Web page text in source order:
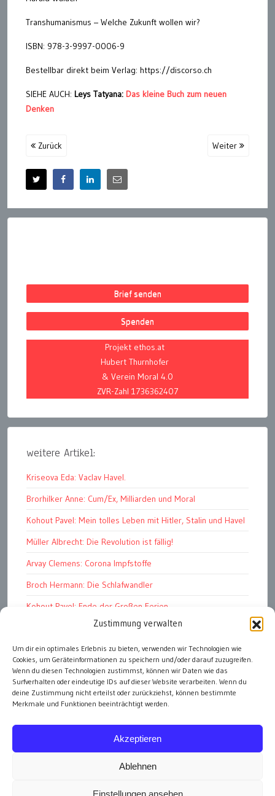
Zustimmung verwalten
Um dir ein optimales Erlebnis zu bieten, verwenden wir Technologien wie
Cookies, um Geräteinformationen zu speichern und/oder darauf zuzugreifen.
Wenn du diesen Technologien zustimmst, können wir Daten wie das
Surfverhalten oder eindeutige IDs auf dieser Website verarbeiten. Wenn du
deine Zustimmung nicht erteilst oder zurückziehst, können bestimmte
Merkmale und Funktionen beeinträchtigt werden.
Akzeptieren
Ablehnen
Einstellungen ansehen
Transhumanismus – Welche Zukunft wollen wir?
ISBN: 978-3-9997-0006-9
Bestellbar direkt beim Verlag: https://discorso.ch
SIEHE AUCH: Leys Tatyana: Das kleine Buch zum neuen
Denken
Zurück Weiter
Brief senden
Spenden
Projekt ethos.at
Hubert Thurnhofer
& Verein Moral 4.0
ZVR-Zahl 1736362407
weitere Artikel:
Kriseova Eda: Vaclav Havel.
Brorhilker Anne: Cum/Ex, Milliarden und Moral
Kohout Pavel: Mein tolles Leben mit Hitler, Stalin und Havel
Müller Albrecht: Die Revolution ist fällig!
Arvay Clemens: Corona Impfstoffe
Broch Hermann: Die Schlafwandler
Kohout Pavel: Ende der Großen Ferien
Bonelli Raphael: Kopflos
Luczak Andreas: Deutschlands Energiewende
Sloterdijk Peter: Der Fürst und seine Erben
alle Artikel